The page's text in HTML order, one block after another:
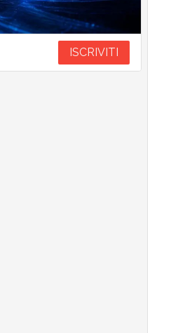
ISCRIVITI